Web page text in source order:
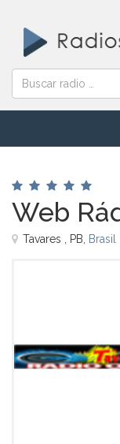
Web
Tavares , PB, Brasil